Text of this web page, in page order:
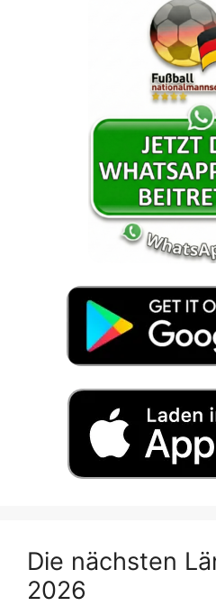
Die nächsten
2026